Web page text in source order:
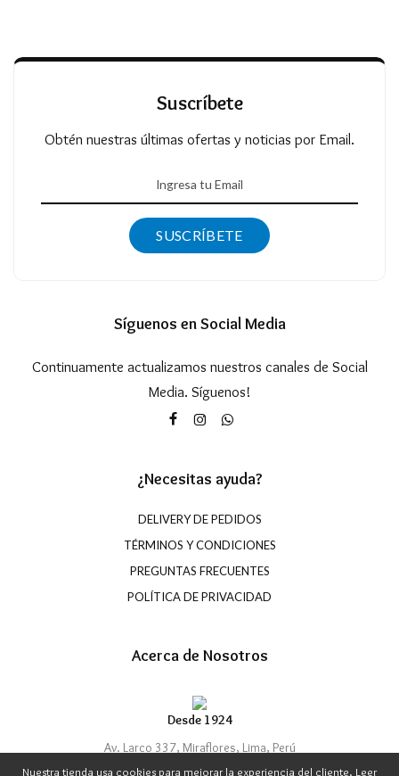
Suscríbete
Obtén nuestras últimas ofertas y noticias por Email.
SUSCRÍBETE
Síguenos en Social Media
Continuamente actualizamos nuestros canales de Social
Media. Síguenos!
¿Necesitas ayuda?
DELIVERY DE PEDIDOS
TÉRMINOS Y CONDICIONES
PREGUNTAS FRECUENTES
POLÍTICA DE PRIVACIDAD
Acerca de Nosotros
Desde 1924
Av. Larco 337, Miraflores, Lima, Perú
Nuestra tienda usa cookies para mejorar la experiencia del cliente. Leer